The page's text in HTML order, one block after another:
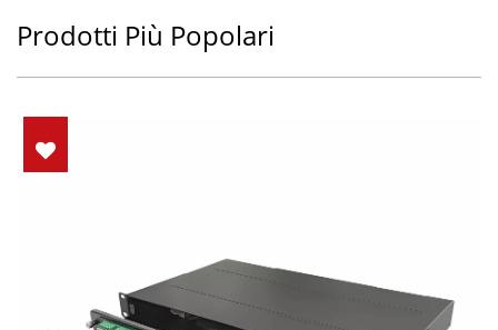
Prodotti Più Popolari